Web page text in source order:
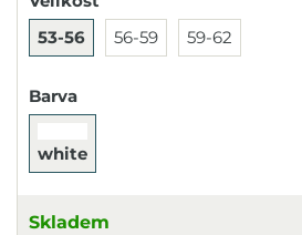
53-56
56-59 59-62
Barva
white
Skladem